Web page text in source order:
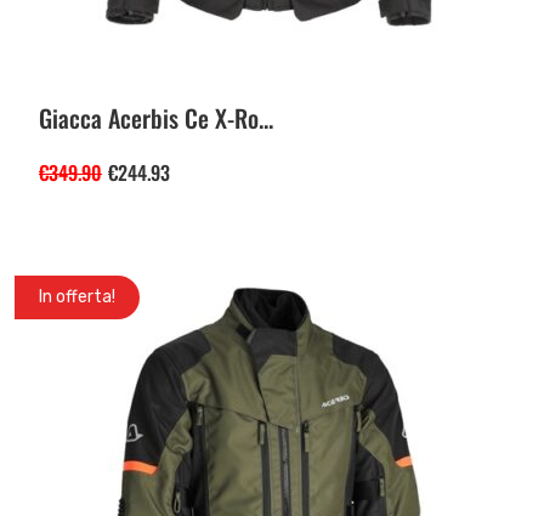
Giacca Acerbis Ce X-Ro...
€349.90 €244.93
In offerta!